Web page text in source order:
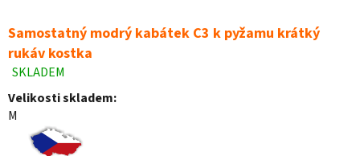
Samostatný modrý kabátek C3 k pyžamu krátký
rukáv kostka
Průměrné
hodnocení
produktu
SKLADEM
Velikosti skladem:
M